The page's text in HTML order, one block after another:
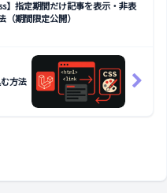
】指定期間だけ記事を表示・非表
（期間限定公開）
方法